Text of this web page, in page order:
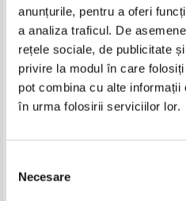
anunțurile, pentru a oferi
a analiza traficul. De
rețele sociale, de publicitate
privire la modul în care
pot combina cu alte
în urma folosirii serviciilor lor.
consimțământului
Necesare
A. P. Starcov - Eight form
6,40